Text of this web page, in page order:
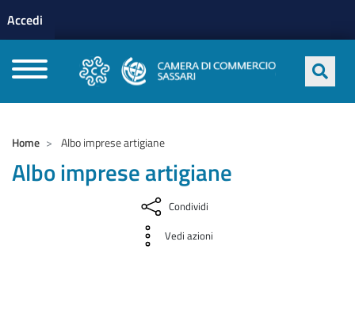
profilo utente
Accedi
Home Albo imprese artigiane
Albo imprese artigiane
Condividi
Vedi azioni